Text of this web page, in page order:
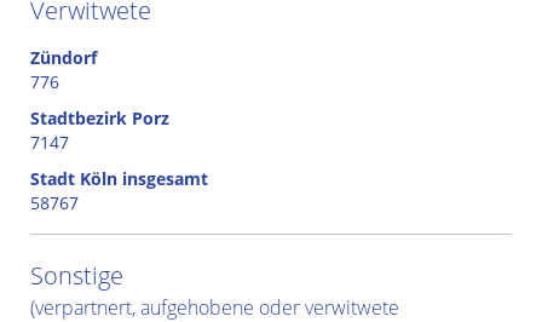
Verwitwete
Zündorf
776
Stadtbezirk Porz
7147
Stadt Köln insgesamt
58767
Sonstige
(verpartnert, aufgehobene oder verwitwete